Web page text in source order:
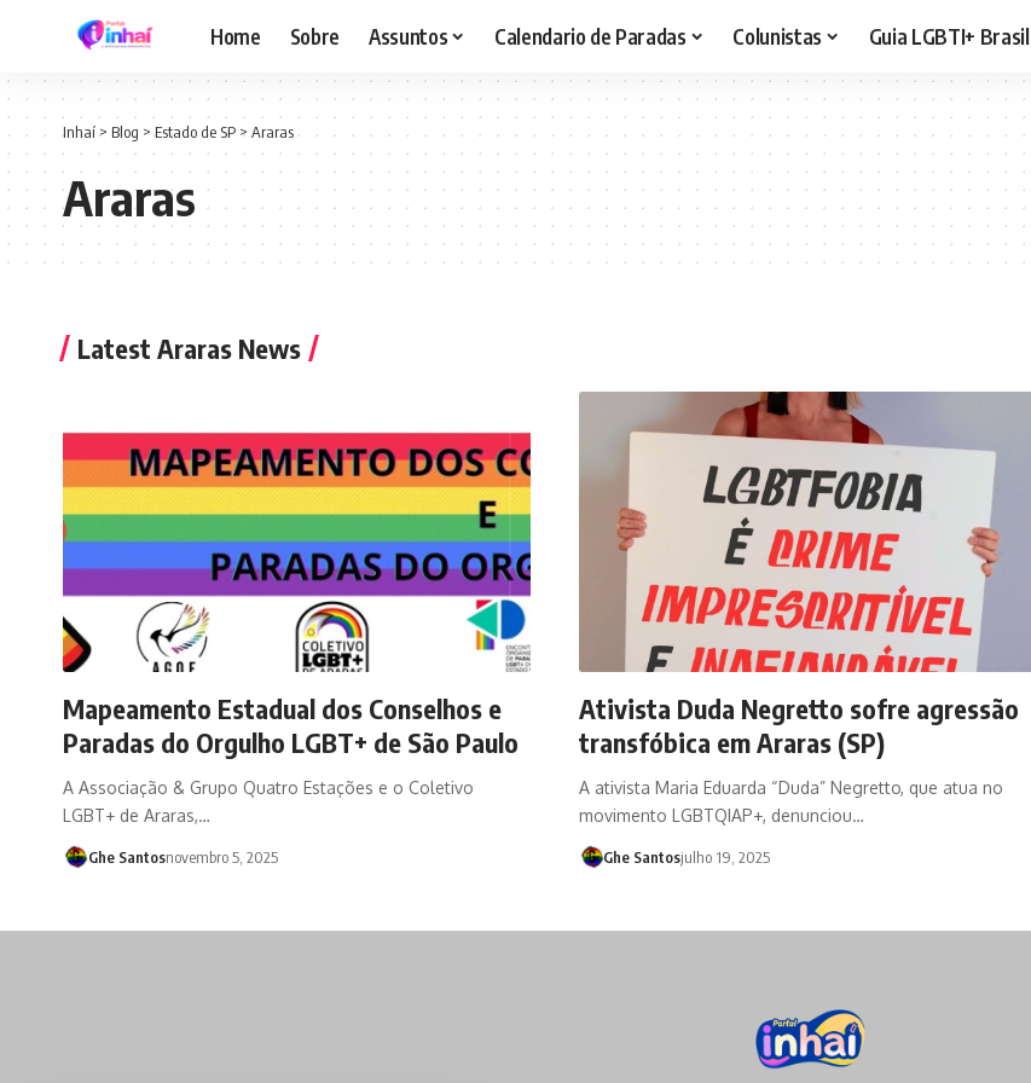
Home Sobre Assuntos Calendario de Paradas Colunistas Guia LGBTI+ Brasil
Inhaí> Blog >Estado de SP > Araras
Araras
Latest Araras News
Mapeamento Estadual dos Conselhos e
Paradas do Orgulho LGBT+ de São Paulo
A Associação & Grupo Quatro Estações e o Coletivo
LGBT+ de Araras,…
Ghe Santosnovembro 5, 2025
Ativista Duda Negretto sofre agressão
transfóbica em Araras (SP)
A ativista Maria Eduarda “Duda” Negretto, que atua no
movimento LGBTQIAP+, denunciou…
Ghe Santosjulho 19, 2025